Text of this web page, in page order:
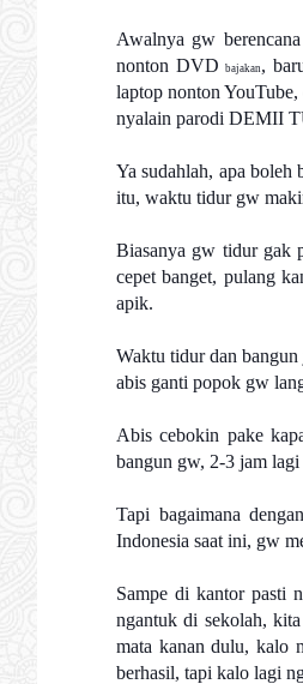
Awalnya gw
nonton DVDbajakan,
laptop nonton
nyalain parodi DEMII
Ya sudahlah, apa
itu, waktu tidur gw
Biasanya gw tidur gak
cepet banget, pulang
apik.
Waktu tidur dan
abis ganti popok gw
Abis cebokin pake
bangun gw, 2-3 jam
Tapi bagaimana
Indonesia saat ini, gw
Sampe di kantor pasti
ngantuk di sekolah,
mata kanan dulu, kalo
berhasil, tapi kalo lagi